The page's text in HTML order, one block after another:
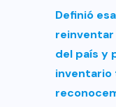
Definió
del país y
inventario